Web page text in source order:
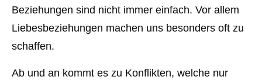
Beziehungen sind nicht immer einfach. Vor allem
Liebesbeziehungen machen uns besonders oft zu
schaffen.
Ab und an kommt es zu Konflikten, welche nur